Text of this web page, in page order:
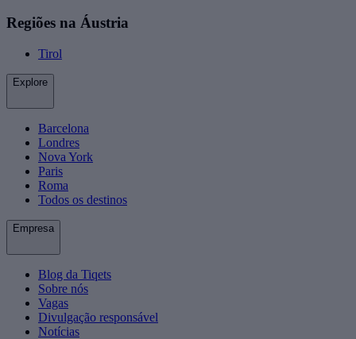
Regiões na Áustria
Tirol
Explore
Barcelona
Londres
Nova York
Paris
Roma
Todos os destinos
Empresa
Blog da Tiqets
Sobre nós
Vagas
Divulgação responsável
Notícias